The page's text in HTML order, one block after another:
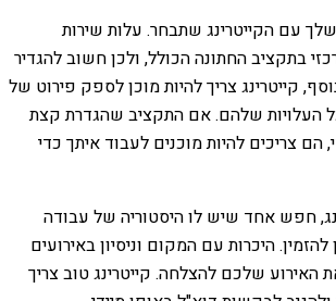
עם הקייטרינג שתבחר. עלות שירות
בתקציב החתונה הכולל, ולכן חשוב להגדיר
קייטרינג צריך להיות מוכן לספק פירוט של
העלויות שלהם. אם התקציב שהגדרת קצת
הם צריכים להיות מוכנים לעבוד איתך כדי
חפש אחד שיש לו היסטוריה של עבודה
היכרות עם המקום וניסיון באירועים
האירוע שלכם להצלחה. קייטרינג טוב צריך